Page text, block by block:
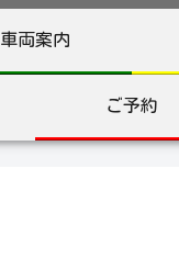
車両案内
ご予約